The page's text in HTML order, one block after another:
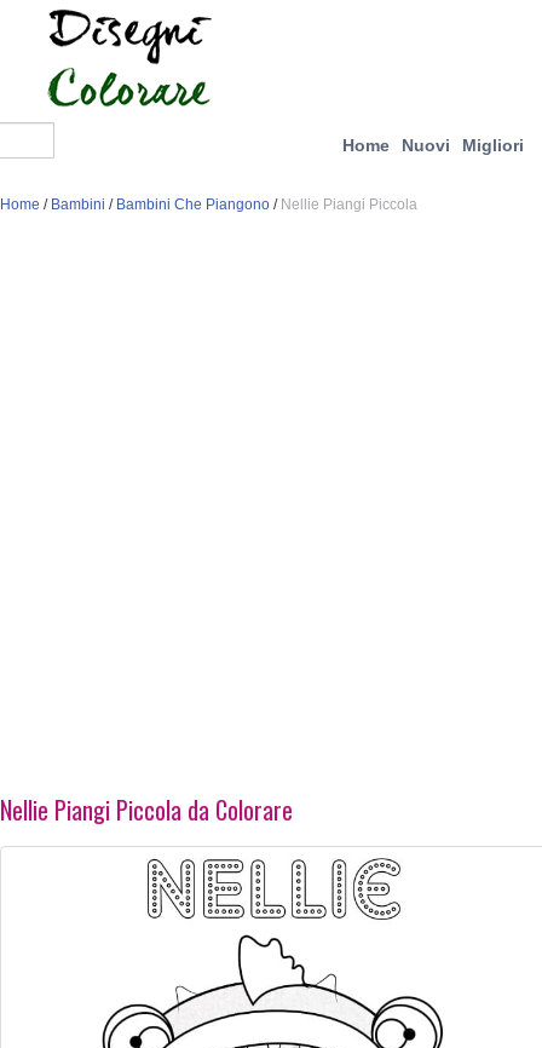
Home Nuovi Migliori
Home / Bambini / Bambini Che Piangono / Nellie Piangi Piccola
Nellie Piangi Piccola da Colorare